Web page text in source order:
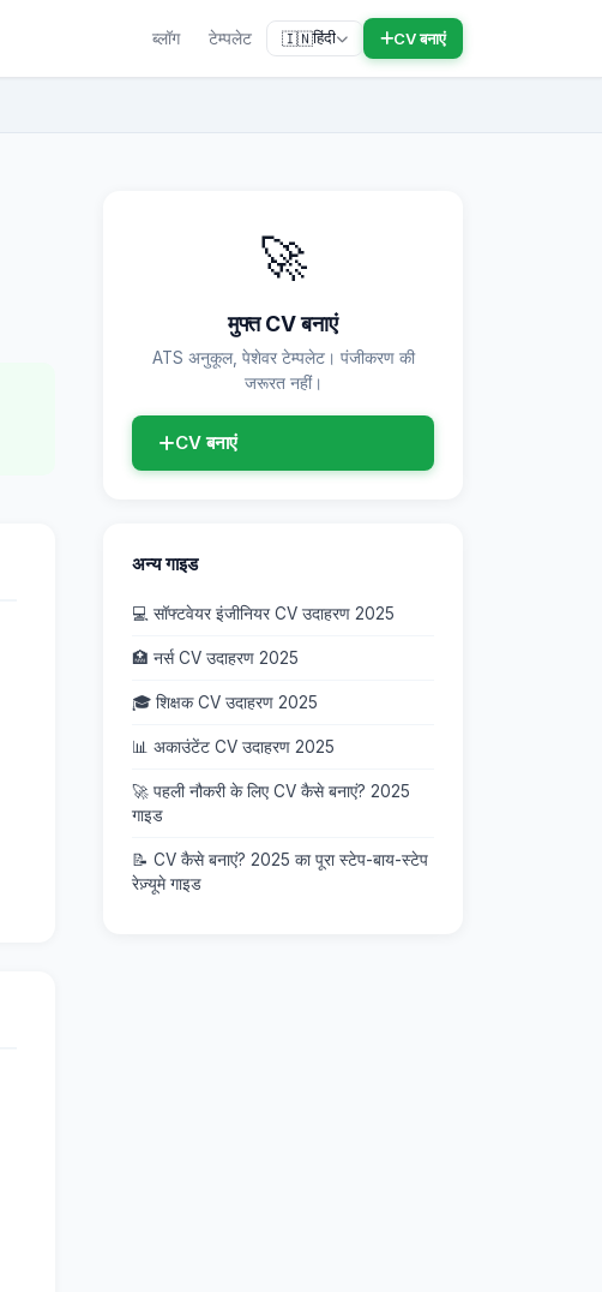
ब्लॉग टेम्पलेट 🇮🇳हिंदी CV बनाएं
🚀
मुफ्त CV बनाएं
ATS अनुकूल, पेशेवर टेम्पलेट। पंजीकरण की
जरूरत नहीं।
CV बनाएं
अन्य गाइड
💻 सॉफ्टवेयर इंजीनियर CV उदाहरण 2025
🏥 नर्स CV उदाहरण 2025
🎓 शिक्षक CV उदाहरण 2025
📊 अकाउंटेंट CV उदाहरण 2025
🚀 पहली नौकरी के लिए CV कैसे बनाएं? 2025
गाइड
📝 CV कैसे बनाएं? 2025 का पूरा स्टेप-बाय-स्टेप
रेज़्यूमे गाइड